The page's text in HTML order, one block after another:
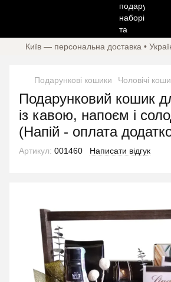
Київ — персональна доставка •
Подарункові кошики Чоловічі
Подарунковий кошик
із кавою, напоєм і
(Напій - оплата
Артикул: 001460 Написати відгук